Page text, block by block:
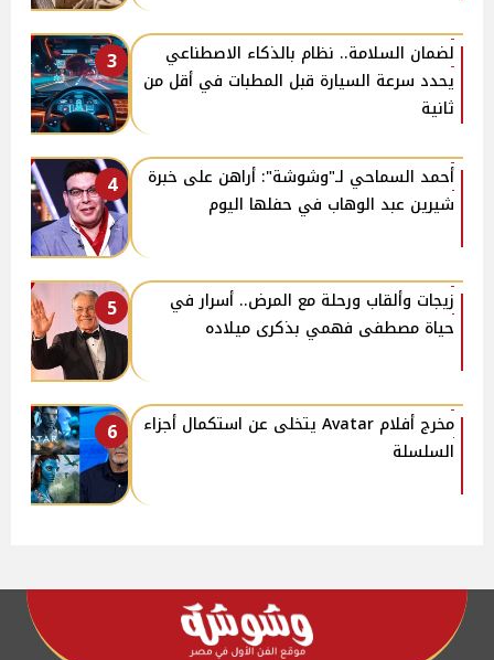
3
لضمان السلامة.. نظام بالذكاء الاصطناعي
يحدد سرعة السيارة قبل المطبات في أقل من
ثانية
4
أحمد السماحي لـ"وشوشة": أراهن على خبرة
شيرين عبد الوهاب في حفلها اليوم
5
زيجات وألقاب ورحلة مع المرض.. أسرار في
حياة مصطفى فهمي بذكرى ميلاده
6
مخرج أفلام Avatar يتخلى عن استكمال أجزاء
السلسلة